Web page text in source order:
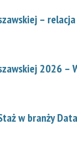
– relacja
2026 –
w branży